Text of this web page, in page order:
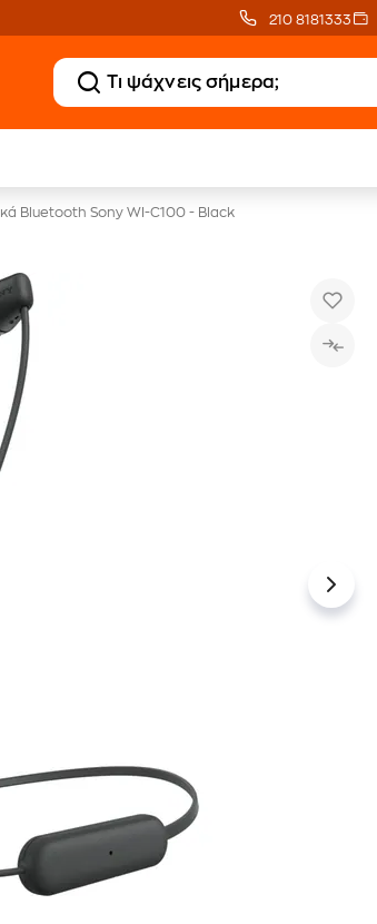
210 8181333
Bluetooth Sony WI-C100 - Black